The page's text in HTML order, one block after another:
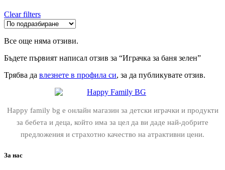
Clear filters
Все още няма отзиви.
Бъдете първият написал отзив за “Играчка за баня зелен”
Трябва да влезнете в профила си, за да публикувате отзив.
Happy family bg е онлайн магазин за детски играчки и продукти
за бебета и деца, който има за цел да ви даде най-добрите
предложения и страхотно качество на атрактивни цени.
За нас